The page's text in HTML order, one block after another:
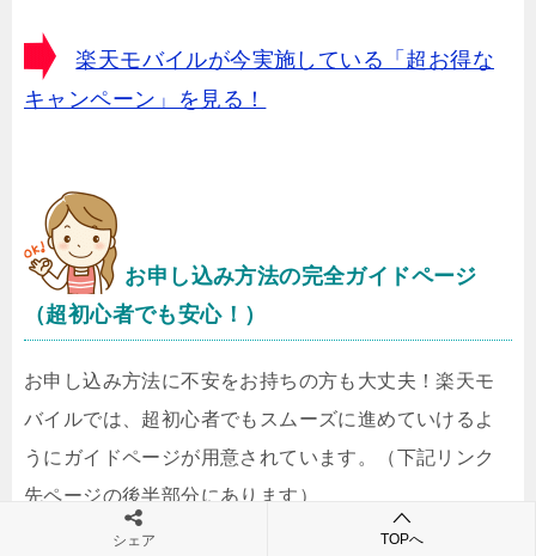
楽天モバイルが今実施している「超お得な
キャンペーン」を見る！
お申し込み方法の完全ガイドページ
（超初心者でも安心！）
お申し込み方法に不安をお持ちの方も大丈夫！楽天モ
バイルでは、超初心者でもスムーズに進めていけるよ
うにガイドページが用意されています。（下記リンク
先ページの後半部分にあります）
シェア TOPへ